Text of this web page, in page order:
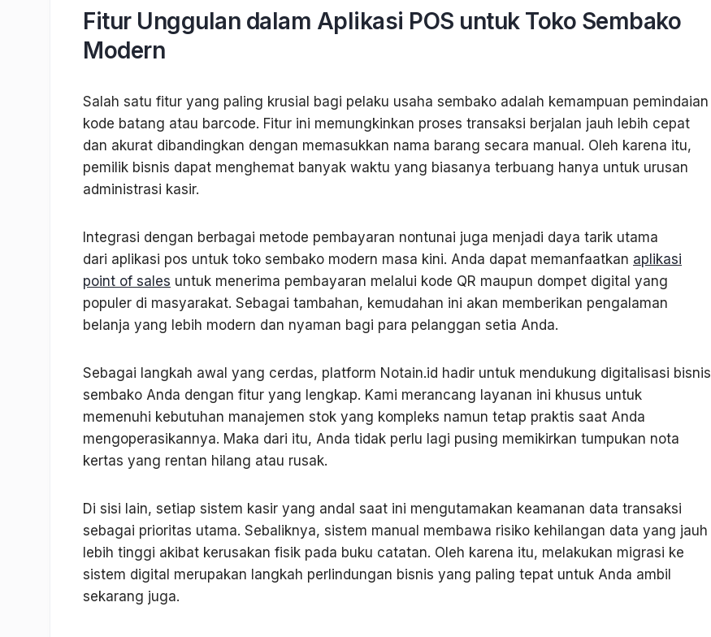
Fitur Unggulan dalam Aplikasi POS untuk Toko Sembako
Modern
Salah satu fitur yang paling krusial bagi pelaku usaha sembako adalah kemampuan pemindaian
kode batang atau barcode. Fitur ini memungkinkan proses transaksi berjalan jauh lebih cepat
dan akurat dibandingkan dengan memasukkan nama barang secara manual. Oleh karena itu,
pemilik bisnis dapat menghemat banyak waktu yang biasanya terbuang hanya untuk urusan
administrasi kasir.
Integrasi dengan berbagai metode pembayaran nontunai juga menjadi daya tarik utama
dari aplikasi pos untuk toko sembako modern masa kini. Anda dapat memanfaatkan aplikasi
point of sales untuk menerima pembayaran melalui kode QR maupun dompet digital yang
populer di masyarakat. Sebagai tambahan, kemudahan ini akan memberikan pengalaman
belanja yang lebih modern dan nyaman bagi para pelanggan setia Anda.
Sebagai langkah awal yang cerdas, platform Notain.id hadir untuk mendukung digitalisasi bisnis
sembako Anda dengan fitur yang lengkap. Kami merancang layanan ini khusus untuk
memenuhi kebutuhan manajemen stok yang kompleks namun tetap praktis saat Anda
mengoperasikannya. Maka dari itu, Anda tidak perlu lagi pusing memikirkan tumpukan nota
kertas yang rentan hilang atau rusak.
Di sisi lain, setiap sistem kasir yang andal saat ini mengutamakan keamanan data transaksi
sebagai prioritas utama. Sebaliknya, sistem manual membawa risiko kehilangan data yang jauh
lebih tinggi akibat kerusakan fisik pada buku catatan. Oleh karena itu, melakukan migrasi ke
sistem digital merupakan langkah perlindungan bisnis yang paling tepat untuk Anda ambil
sekarang juga.